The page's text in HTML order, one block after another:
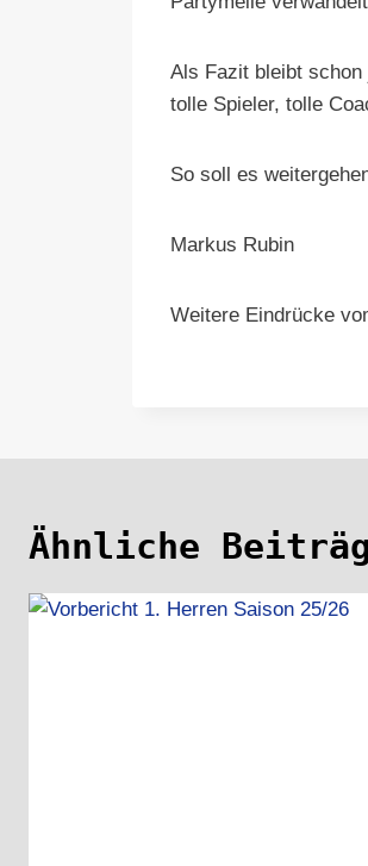
Als Fazit bleibt
tolle Spieler, tolle
So soll es
Markus Rubin
Weitere Eindrücke
Ähnliche